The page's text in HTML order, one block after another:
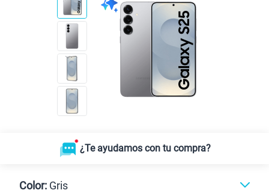
¿Te ayudamos con tu compra?
Color: Gris